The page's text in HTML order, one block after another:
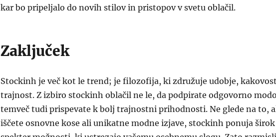
kar bo pripeljalo do novih stilov in pristopov v svetu oblačil.
Zaključek
Stockinh je več kot le trend; je filozofija, ki združuje udobje,
trajnost. Z izbiro stockinh oblačil ne le, da podpirate odgovorno
temveč tudi prispevate k bolj trajnostni prihodnosti. Ne glede na to,
iščete osnovne kose ali unikatne modne izjave, stockinh ponuja širok